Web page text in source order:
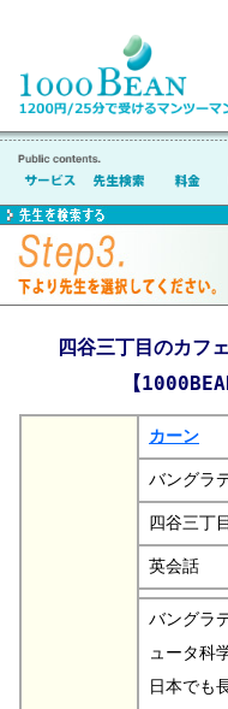
四谷三丁目のカフ
【
カーン
バングラ
四谷三丁目
英会話
バングラ
ュータ科
日本でも